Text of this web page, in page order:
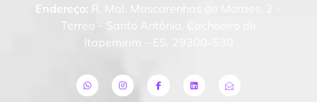
Endereço:
Terreo – Santo Antônio, Cachoeiro de
Itapemirim – ES, 29300-530